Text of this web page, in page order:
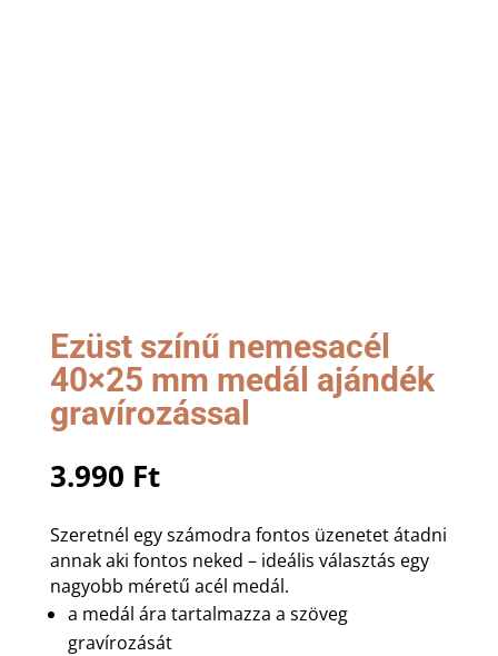
Ezüst színű nemesacél
40×25 mm medál ajándék
gravírozással
3.990 Ft
Szeretnél egy számodra fontos üzenetet átadni
annak aki fontos neked – ideális választás egy
nagyobb méretű acél medál.
a medál ára tartalmazza a szöveg
gravírozását